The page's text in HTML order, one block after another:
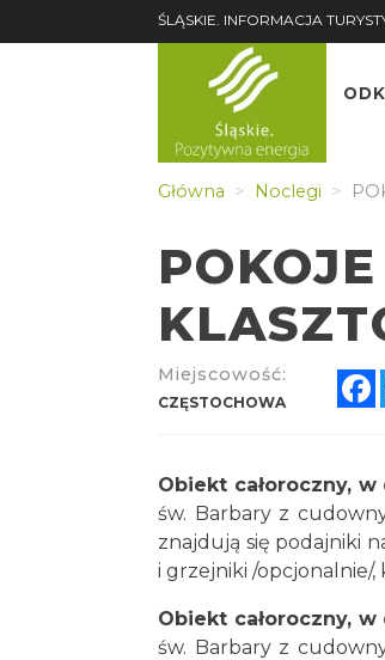
ŚLĄSKIE. INFORMACJA
Główna Noclegi
Miejscowość:
CZĘSTOCHOWA
Obiekt całoroczny,
św. Barbary z
znajdują się podajniki
i grzejniki /opcjonalnie/
Obiekt całoroczny,
św. Barbary z